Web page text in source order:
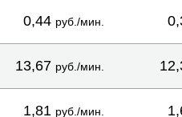
0,44 руб./мин.
13,67 руб./мин.
1,81 руб./мин.